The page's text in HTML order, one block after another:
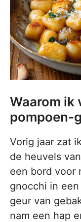
Waarom ik
pompoen-
Vorig jaar zat
de heuvels
een bord voor
gnocchi in
geur van
nam een hap